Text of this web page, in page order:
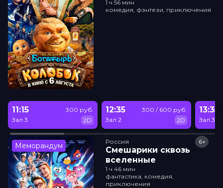
1 ч 56 мин
комедия, фэнтези, приключения
11:15
Зал 3
300 руб.
2D
12:35
Зал 2
300 / 600 руб.
2D
13:35
Зал 3
Меморандум Россия
Смешарики сквозь
вселенные
6+
1 ч 46 мин
фантастика, комедия,
приключения